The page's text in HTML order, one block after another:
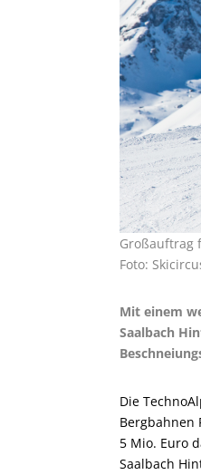
Großauftrag
Foto:
Mit einem
Saalbach
Die
Bergbahnen
5 Mio. Euro
Saalbach